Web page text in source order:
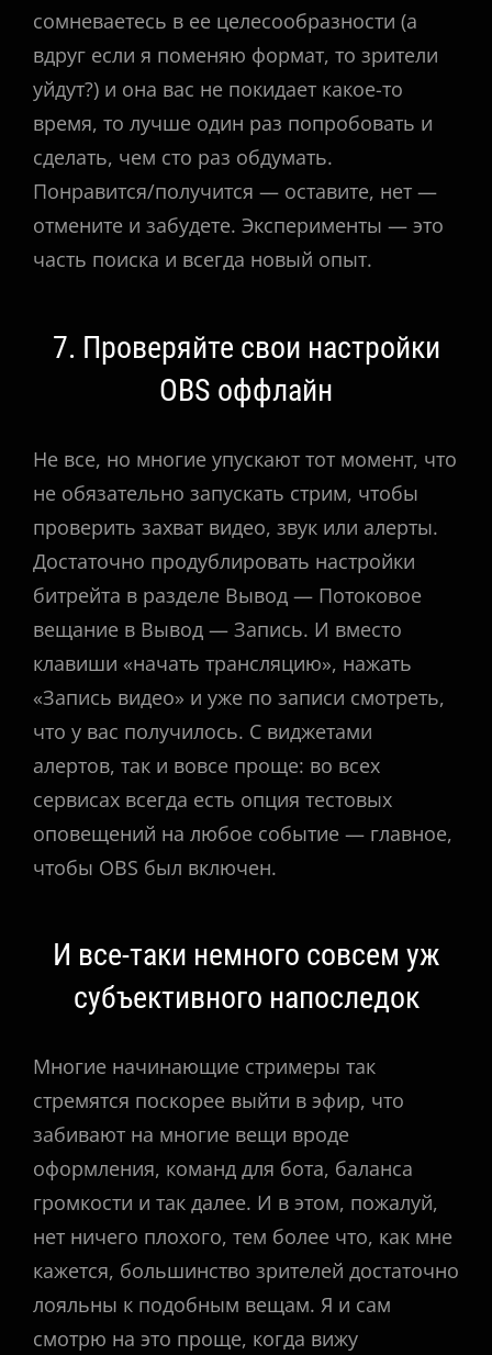
сомневаетесь в ее целесообразности (а
вдруг если я поменяю формат, то зрители
уйдут?) и она вас не покидает какое-то
время, то лучше один раз попробовать и
сделать, чем сто раз обдумать.
Понравится/получится — оставите, нет —
отмените и забудете. Эксперименты — это
часть поиска и всегда новый опыт.
7. Проверяйте свои настройки
OBS оффлайн
Не все, но многие упускают тот момент, что
не обязательно запускать стрим, чтобы
проверить захват видео, звук или алерты.
Достаточно продублировать настройки
битрейта в разделе Вывод — Потоковое
вещание в Вывод — Запись. И вместо
клавиши «начать трансляцию», нажать
«Запись видео» и уже по записи смотреть,
что у вас получилось. С виджетами
алертов, так и вовсе проще: во всех
сервисах всегда есть опция тестовых
оповещений на любое событие — главное,
чтобы OBS был включен.
И все-таки немного совсем уж
субъективного напоследок
Многие начинающие стримеры так
стремятся поскорее выйти в эфир, что
забивают на многие вещи вроде
оформления, команд для бота, баланса
громкости и так далее. И в этом, пожалуй,
нет ничего плохого, тем более что, как мне
кажется, большинство зрителей достаточно
лояльны к подобным вещам. Я и сам
смотрю на это проще, когда вижу